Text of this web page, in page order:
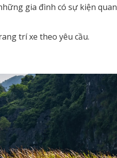
gia đình có sự kiện quan
trí xe theo yêu cầu.